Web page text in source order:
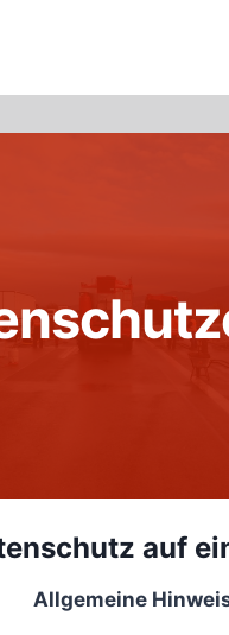
auf
Allgemeine